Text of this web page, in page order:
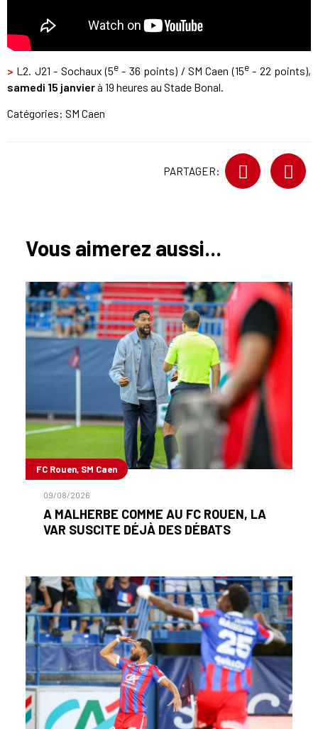
> L2. J21 - Sochaux (5e - 36 points) / SM Caen (15e- 22 points),
samedi 15 janvierà 19 heures au Stade Bonal.
Catégories: SM Caen
PARTAGER:
Vous aimerez aussi...
FC Rouen, SM Caen
09/08/2026
A MALHERBE COMME AU FC ROUEN, LA
VAR SUSCITE DÉJÀ DES DÉBATS